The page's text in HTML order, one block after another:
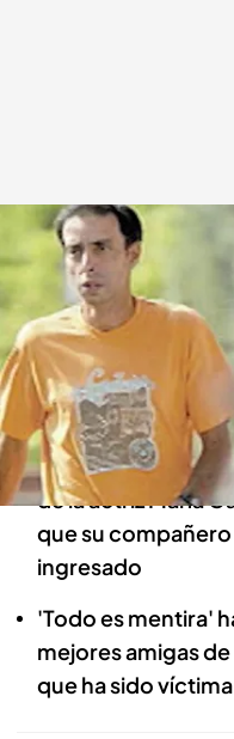
Maribel Verdú Verdú, amiga de
En boca de todos
12 AGO 2022 - 18:15h.
La noticia de que
está en un
El bulo comenzó a
de la actriz María
que su
ingresado
'Todo es mentira'
mejores amigas
que ha sido